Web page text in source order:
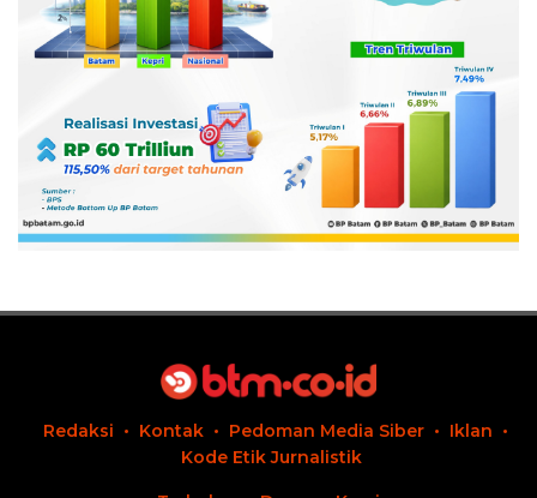
Redaksi Kontak Pedoman Media Siber
Iklan
Kode Etik Jurnalistik